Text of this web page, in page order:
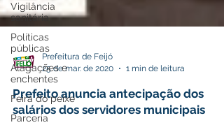
Vigilância
sanitária
Políticas
públicas
Alagações e
enchentes
Feira do peixe
Parceria
Prefeitura de Feijó
25 de mar. de 2020
1 min de leitura
Prefeito anuncia antecipação dos